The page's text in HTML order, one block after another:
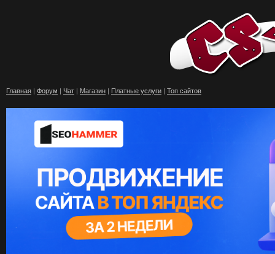
Главная | Форум | Чат | Магазин | Платные услуги | Топ сайтов